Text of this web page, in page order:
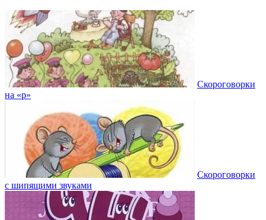
Скороговорки
на «р»
Скороговорки
с шипящими звуками